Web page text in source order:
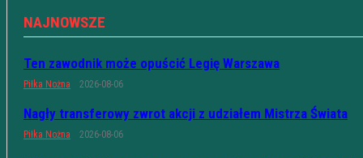
NAJNOWSZE
Ten zawodnik może opuścić Legię Warszawa
Piłka Nożna 2026-08-06
Nagły transferowy zwrot akcji z udziałem Mistrza Świata
Piłka Nożna 2026-08-06